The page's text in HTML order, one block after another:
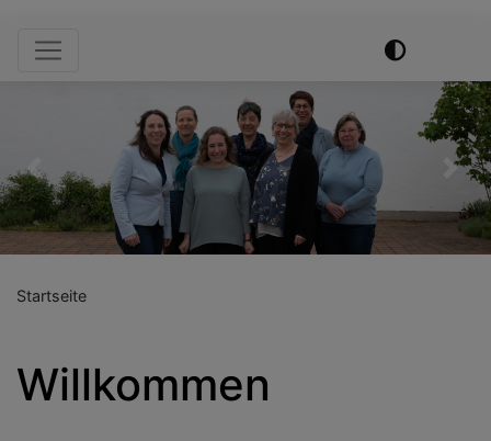
Hauptnavigation
Previous Next
Startseite
Willkommen